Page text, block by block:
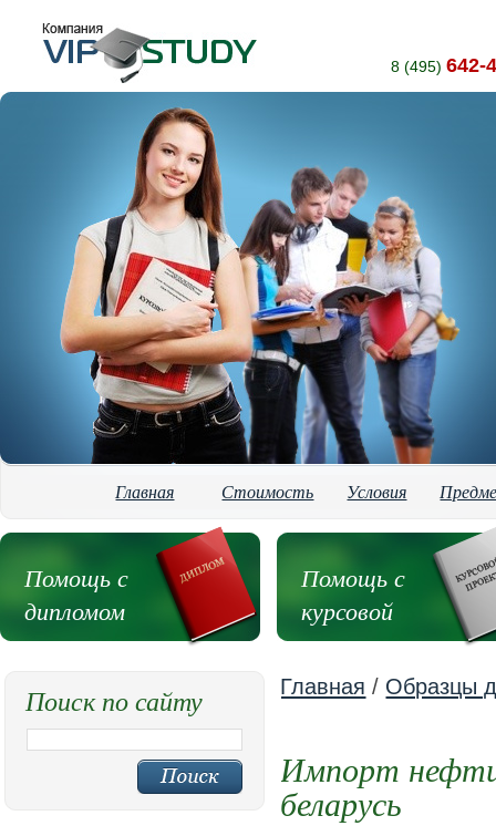
8 (495) 642-
Главная Стоимость Условия
Помощь с
дипломом
Помощь с
курсовой
Главная / Образцы
Импорт нефти
беларусь
Поиск по сайту